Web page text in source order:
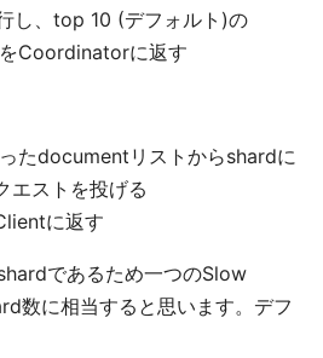
し、top 10 (デフォルト)の
Coordinatorに返す
たdocumentリストからshardに
エストを投げる
に返す
であるため一つのSlow
数に相当すると思います。デフ